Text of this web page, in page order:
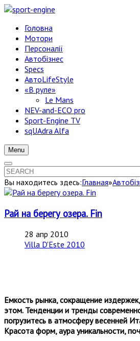
Головна
Мотори
Персоналії
Автобізнес
Specs
АвтоLifeStyle
«В руле»
Le Mans
NEV-and-ECO pro
Sport-Engine TV
sqUAdra Alfa
Menu
Вы находитесь здесь:Главная»
Рай на берегу озера. Fin
28 апр 2010
Villa D'Este 2010
Емкость рынка, сокращение
этом. Тенденции и тренды
погрузитесь в атмосферу весенней
Красота форм, аура уникальности,